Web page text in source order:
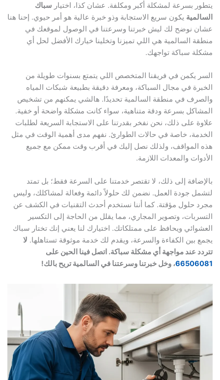
يتطور بسرعة لمشكلة أكبر ومكلفة. عشان كذا، اختيار سباك
السالمية يكون سريع الاستجابة وذو خبرة عالية هو أمر حيوي. إحنا هنا
عشان نوضح لك ليش خبرتنا وسرعتنا في الوصول لموقعك في
منطقة السالمية هي اللي تميزنا وتخلينا خيارك الأفضل لحل أي
مشكلة سباكة تواجهك.
السر يكمن في فريقنا المتخصص اللي يتمتع بسنوات طويلة من
الخبرة في مجال السباكة، ومعرفة دقيقة بطبيعة شبكات المياه
والصرف في منطقة السالمية تحديدًا. هالشي يمكنهم من تشخيص
المشاكل بسرعة ودقة متناهية، سواء كانت مشكلة واضحة أو خفية.
علاوة على ذلك، نحن نفخر بقدرتنا على الاستجابة السريعة لطلبات
الخدمة، خاصة في حالات الطوارئ. نفهم مدى أهمية الوقت في مثل
هذه المواقف، ولذلك نصل إليك في أقرب وقت ممكن مع جميع
الأدوات والمعدات اللازمة.
بالإضافة إلى ذلك، لا تقتصر خدمتنا على السرعة فقط؛ بل تمتد
لتشمل جودة العمل. نضمن لك حلولاً دائمة وفعالة لمشاكلك، وليس
مجرد حلول مؤقتة. كما أننا نستخدم أحدث التقنيات في الكشف عن
التسربات، وتصوير المجاري، مما يقلل من الحاجة إلى التكسير
العشوائي ويحافظ على ممتلكاتك. اختيارك لنا يعني إنك تختار سباك
يجمع بين الكفاءة والسرعة، ويقدم لك خدمة موثوقة تستاهلها. لا
تتردد عند مواجهة أي مشكلة سباكة. اتصل فينا الحين على
66506081، وخل خبرتنا وسرعتنا في السالمية تريح بالك!